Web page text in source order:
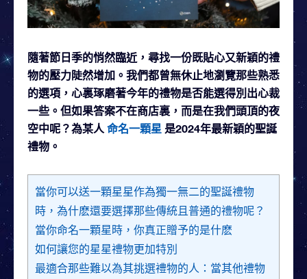
隨著節日季的悄然臨近，尋找一份既貼心又新穎的禮
物的壓力陡然增加。我們都曾無休止地瀏覽那些熟悉
的選項，心裏琢磨著今年的禮物是否能選得別出心裁
一些。但如果答案不在商店裏，而是在我們頭頂的夜
空中呢？為某人 命名一顆星 是2024年最新穎的聖誕
禮物。
當你可以送一顆星星作為獨一無二的聖誕禮物
時，為什麽還要選擇那些傳統且普通的禮物呢？
當你命名一顆星時，你真正贈予的是什麽
如何讓您的星星禮物更加特別
最適合那些難以為其挑選禮物的人：當其他禮物